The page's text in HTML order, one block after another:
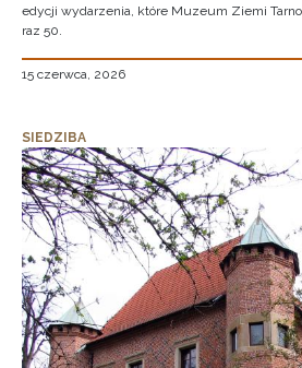
edycji wydarzenia, które Muzeum Ziemi
raz 50.
15 czerwca, 2026
SIEDZIBA